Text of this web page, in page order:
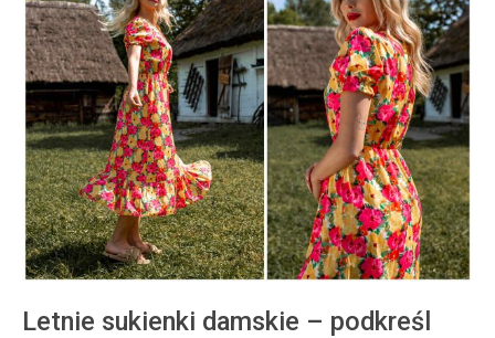
Letnie sukienki damskie – podkreśl